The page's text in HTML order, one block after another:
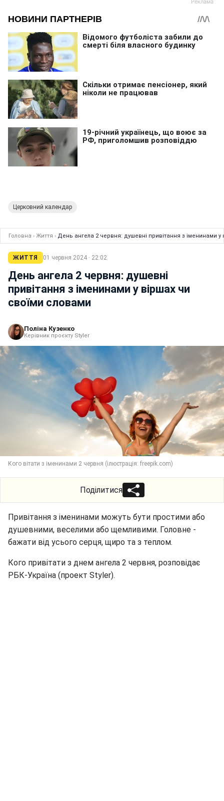
Церковний календар
Головна › Життя › День ангела 2 червня: душевні привітання з іменинами у
ЖИТТЯ 01 червня 2024 · 22:02
День ангела 2 червня: душевні
привітання з іменинами у віршах чи
своїми словами
Поліна Кузенко
Керівник проєкту Styler
Кого вітати з іменинами 2 червня (ілюстрація: freepik.com)
Поділитися
Привітання з іменинами можуть бути простими або
душевними, веселими або щемливими. Головне -
бажати від усього серця, щиро та з теплом.
Кого привітати з днем ангела 2 червня, розповідає
РБК-Україна (проект Styler).